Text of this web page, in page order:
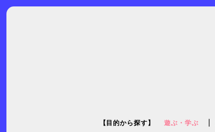
【目的から探す】 遊ぶ・学ぶ